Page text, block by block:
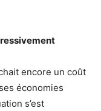
encore un coût
économies
s’est